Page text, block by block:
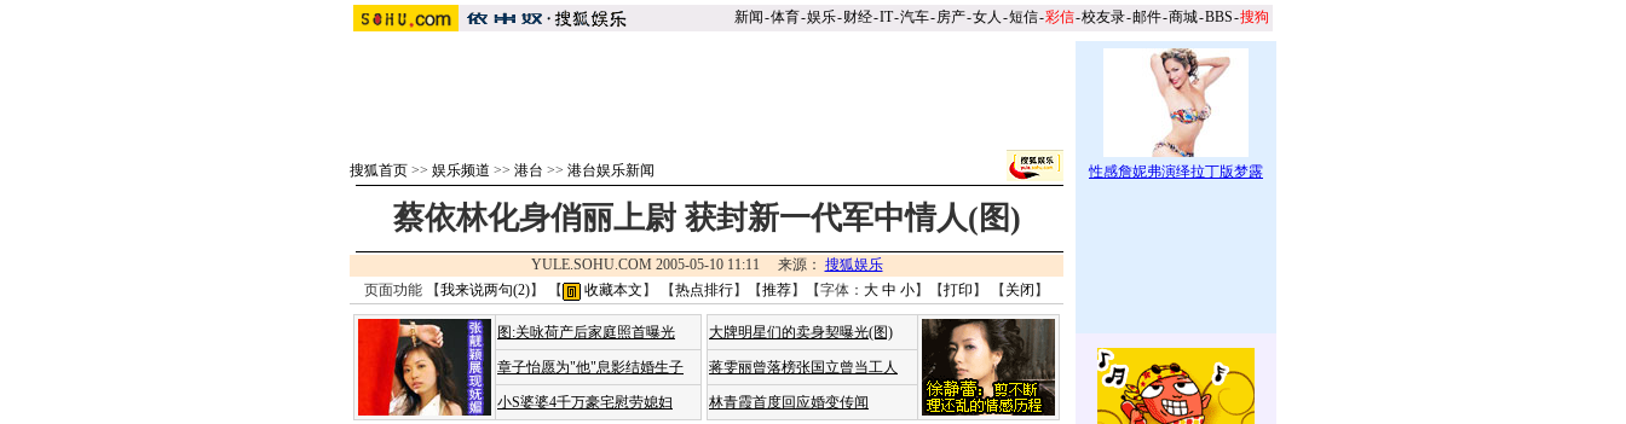
新闻-体育-娱乐-财经-IT-汽车-房产-女人 -短信-彩信-校友录-邮件-商城-BBS-搜狗
搜狐首页 >> 娱乐频道 >> 港台 >> 港台娱乐新闻
蔡依林化身俏丽上尉 获封新一代军中情人(图)
YULE.SOHU.COM 2005-05-10 11:11 来源： 搜狐娱乐
页面功能 【我来说两句(2)】 【 收藏本文 】 【热点排行】【推荐】【字体： 大 中 小】【打印 】 【 关闭 】
图:关咏荷产后家庭照首曝光
章子怡愿为"他"息影结婚生子
小S婆婆4千万豪宅慰劳媳妇
大牌明星们的卖身契曝光(图)
蒋雯丽曾落榜张国立曾当工人
林青霞首度回应婚变传闻